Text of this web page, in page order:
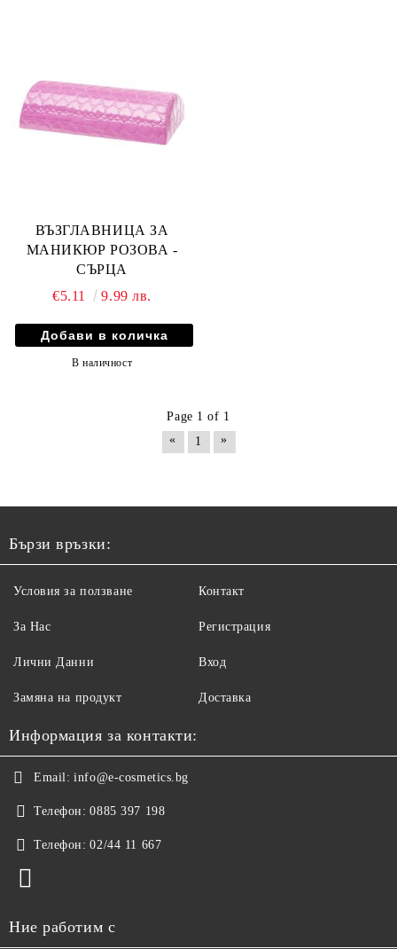
ВЪЗГЛАВНИЦА ЗА
МАНИКЮР РОЗОВА -
СЪРЦА
€5.11
9.99 лв.
В наличност
Page 1 of 1
«
1 »
Бързи връзки:
Условия за ползване
За Нас
Лични Данни
Замяна на продукт
Контакт
Регистрация
Вход
Доставка
Информация за контакти:
Email: info@e-cosmetics.bg
Телефон: 0885 397 198
Телефон: 02/44 11 667
Ние работим с